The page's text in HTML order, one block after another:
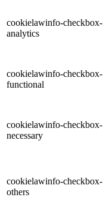
cookielawinfo-checkbox-
analytics
cookielawinfo-checkbox-
functional
cookielawinfo-checkbox-
necessary
cookielawinfo-checkbox-
others